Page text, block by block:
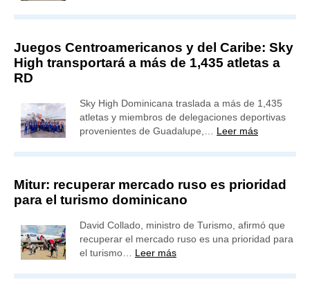
Juegos Centroamericanos y del Caribe: Sky
High transportará a más de 1,435 atletas a
RD
Sky High Dominicana traslada a más de 1,435
atletas y miembros de delegaciones deportivas
provenientes de Guadalupe,… Leer más
Mitur: recuperar mercado ruso es prioridad
para el turismo dominicano
David Collado, ministro de Turismo, afirmó que
recuperar el mercado ruso es una prioridad para
el turismo… Leer más